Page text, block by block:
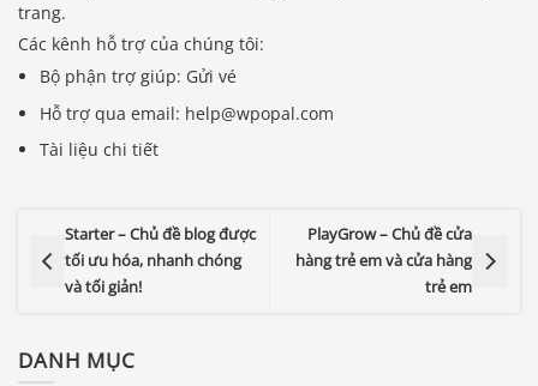
trang.
Các kênh hỗ trợ của chúng tôi:
Bộ phận trợ giúp: Gửi vé
Hỗ trợ qua email: help@wpopal.com
Tài liệu chi tiết
Starter – Chủ đề blog được
tối ưu hóa, nhanh chóng
và tối giản!
PlayGrow – Chủ đề cửa
hàng trẻ em và cửa hàng
trẻ em
DANH MỤC